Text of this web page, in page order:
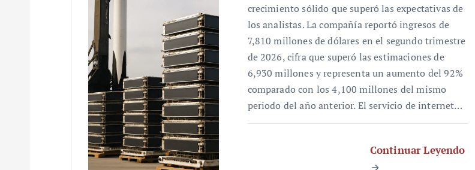
crecimiento sólido que superó las expectativas de
los analistas. La compañía reportó ingresos de
7,810 millones de dólares en el segundo trimestre
de 2026, cifra que superó las estimaciones de
6,930 millones y representa un aumento del 92%
comparado con los 4,100 millones del mismo
periodo del año anterior. El servicio de internet…
Continuar Leyendo